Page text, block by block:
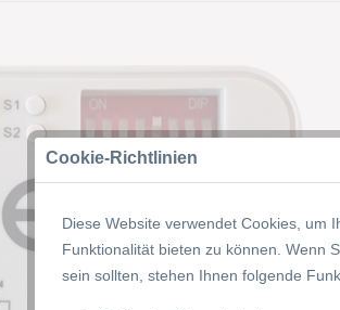
Cookie-Richtlinien
Diese Website verwendet Cookies, um
Funktionalität bieten zu können. Wenn
sein sollten, stehen Ihnen folgende